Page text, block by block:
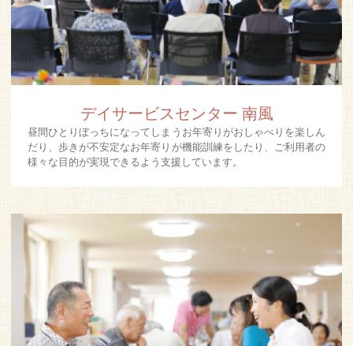
デイサービスセンター 南風
昼間ひとりぼっちになってしまうお年寄りがおしゃべりを楽しん
だり、歩きが不安定なお年寄りが機能訓練をしたり、ご利用者の
様々な目的が実現できるよう支援しています。